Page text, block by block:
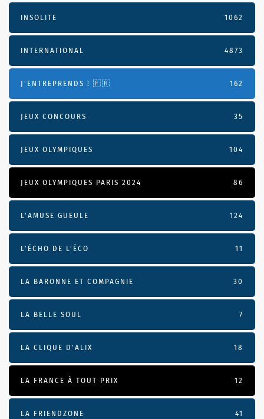
INSOLITE 1062
INTERNATIONAL 4873
J'ENTREPRENDS ! 🇫🇷 162
JEUX CONCOURS 35
JEUX OLYMPIQUES 104
JEUX OLYMPIQUES PARIS 2024 86
L'AMUSE GUEULE 124
L’ÉCHO DE L’ÉCO 11
LA BARONNE ET COMPAGNIE 30
LA BELLE SOUL 7
LA CLIQUE D'ALIX 18
LA FRANCE À TOUT PRIX 12
LA FRIENDZONE 41